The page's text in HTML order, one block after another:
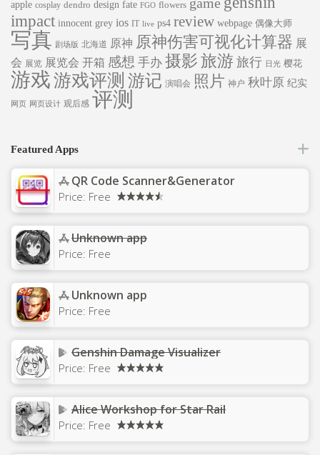
apple cosplay dendro design fate FGO flowers
impact innocent grey ios IT live ps4 review webpage 偶像大师
写真 剧场版 北海道 原神 原神伤害可视化计算器 展
会 展览 展览会 开箱 感想 手办 摄影 旅游 旅行 日光 樱花
游戏游戏评测 游记 演唱会 照片 神户 秋叶原 纪实
网页 网页设计 观后感 评测
Featured Apps
QR Code Scanner&Generator
Price: Free
Unknown app
Price: Free
Unknown app
Price: Free
Genshin Damage Visualizer
Price: Free
Alice Workshop for Star Rail
Price: Free